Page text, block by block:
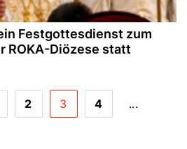
Festgottesdienst zum
ROKA-Diözese statt
2 3 4 ...